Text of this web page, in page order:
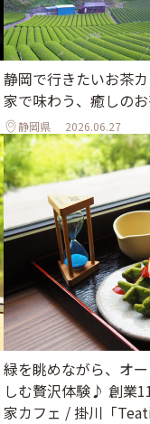
静岡で行きたいお茶
家で味わう、癒しの
静岡県 2026.06.27
緑を眺めながら、オ
しむ贅沢体験♪ 創業
家カフェ / 掛川「